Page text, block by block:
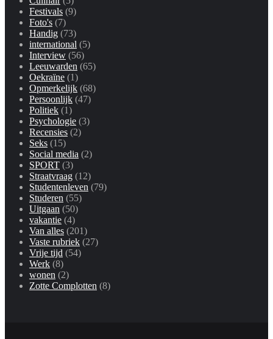
Festivals (9)
Foto's (7)
Handig (73)
international (5)
Interview (56)
Leeuwarden (65)
Oekraïne (1)
Opmerkelijk (68)
Persoonlijk (47)
Politiek (1)
Psychologie (3)
Recensies (2)
Seks (15)
Social media (2)
SPORT (3)
Straatvraag (12)
Studentenleven (79)
Studeren (55)
Uitgaan (50)
vakantie (4)
Van alles (201)
Vaste rubriek (27)
Vrije tijd (54)
Werk (8)
wonen (2)
Zotte Complotten (8)